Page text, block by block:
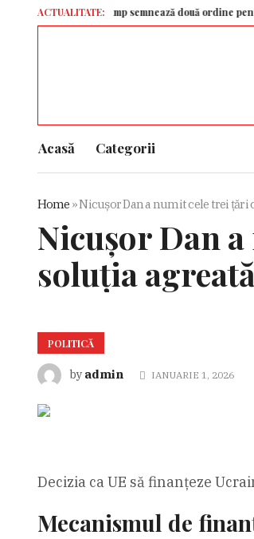
ACTUALITATE:
Trump semnează două ordine pentru
Acasă Categorii
Home »Nicușor Dan a numit cele trei țări
Nicușor Dan
soluția
POLITICĂ
by admin IANUARIE 1, 2026
Decizia ca UE să finanțeze
Mecanismul de